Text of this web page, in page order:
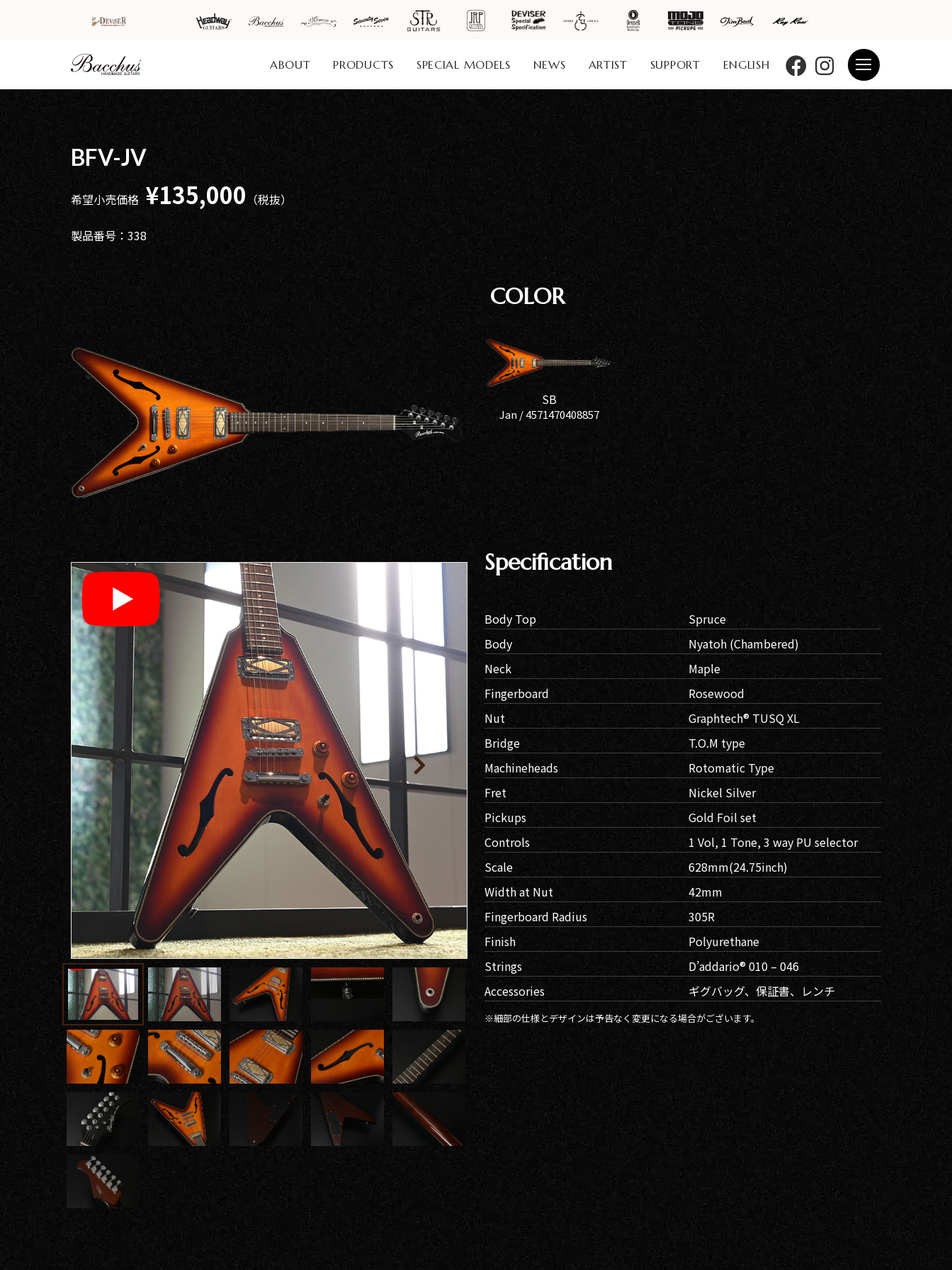
ABOUT PRODUCTS SPECIAL MODELS NEWS ARTIST SUPPORT ENGLISH
HOME
取扱ブランド
アコースティッ
レレ
UKULELE
Bacchus
Guitars
Momose
Custom Craft
Guitars
STR Guitars
エレキギター
SeventySeven
Deviser
Special
Specification
アクセサリ・
パーツ
DeviseR MI
MOJO TONE
Tim Bud
Rayross Bridge
新着商品から探
す
キャンペーン・
ら探す
アーティストを
Bacchus
Headway
Momose
Custom Craft
Guitars
SeventySeven
STR Guitars
都道府県から探
す
海外から探す
報
せ
プ情報
ス情報
キャン
ペー
アー
ショッ
プ巡り
その他
お客様
サポー
ト
製品保
証・
ファー
スト
オー
ナー登
営業日
カレン
アーカ
イブス
雑誌広
告
カタロ
グ・
パン
フレッ
雑誌掲
載
会社
見学
ご予
取り
ディバ
イザー
マップ
合わせ
個人情
報取り
扱い
BFV-JV
希望小売価格 ¥135,000 （税抜）
製品番号：338
COLOR
SB
Jan /4571470408857
Specification
Body Top
Spruce
Body
Nyatoh (Chambered)
Neck
Maple
Fingerboard
Rosewood
Nut
Graphtech® TUSQ XL
Bridge
T.O.M type
Machineheads
Rotomatic Type
Fret
Nickel Silver
Pickups
Gold Foil set
Controls
1 Vol, 1 Tone, 3 way PU selector
Scale
628mm(24.75inch)
Width at Nut
42mm
Fingerboard Radius
305R
Finish
Polyurethane
Strings
D’addario® 010 – 046
Accessories
ギグバッグ、保証書、レンチ
※細部の仕様とデザインは予告なく変更になる場合がございます。